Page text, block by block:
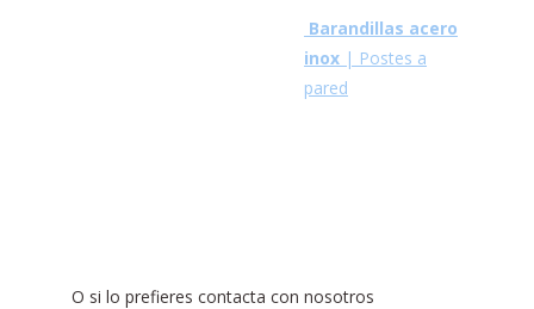
Barandillas acero
inox | Postes a
pared
O si lo prefieres contacta con nosotros